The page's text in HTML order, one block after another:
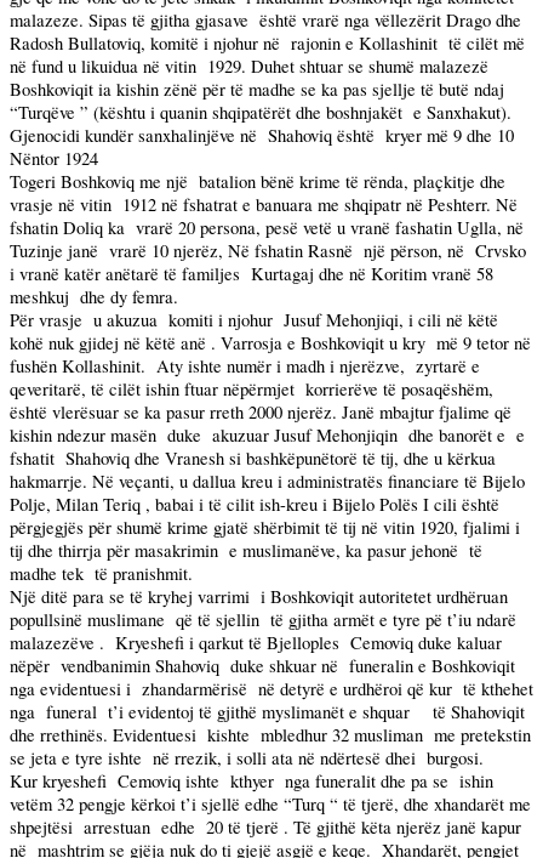
malazeze. Sipas të gjitha gjasave është vrarë nga vëllezërit Drago dhe
Radosh Bullatoviq, komitë i njohur në rajonin e Kollashinit të cilët më
në fund u likuidua në vitin 1929. Duhet shtuar se shumë malazezë
Boshkoviqit ia kishin zënë për të madhe se ka pas sjellje të butë ndaj
“Turqëve ” (kështu i quanin shqipatërët dhe boshnjakët e Sanxhakut).
Gjenocidi kundër sanxhalinjëve në Shahoviq është kryer më 9 dhe 10
Nëntor 1924
Togeri Boshkoviq me një batalion bënë krime të rënda, plaçkitje dhe
vrasje në vitin 1912 në fshatrat e banuara me shqipatr në Peshterr. Në
fshatin Doliq ka vrarë 20 persona, pesë vetë u vranë fashatin Uglla, në
Tuzinje janë vrarë 10 njerëz, Në fshatin Rasnë një përson, në Crvsko
i vranë katër anëtarë të familjes Kurtagaj dhe në Koritim vranë 58
meshkuj dhe dy femra.
Për vrasje u akuzua komiti i njohur Jusuf Mehonjiqi, i cili në këtë
kohë nuk gjidej në këtë anë . Varrosja e Boshkoviqit u kry më 9 tetor në
fushën Kollashinit. Aty ishte numër i madh i njerëzve, zyrtarë e
qeveritarë, të cilët ishin ftuar nëpërmjet korrierëve të posaqëshëm,
është vlerësuar se ka pasur rreth 2000 njerëz. Janë mbajtur fjalime që
kishin ndezur masën duke akuzuar Jusuf Mehonjiqin dhe banorët e e
fshatit Shahoviq dhe Vranesh si bashkëpunëtorë të tij, dhe u kërkua
hakmarrje. Në veçanti, u dallua kreu i administratës financiare të Bijelo
Polje, Milan Teriq , babai i të cilit ish-kreu i Bijelo Polës I cili është
përgjegjës për shumë krime gjatë shërbimit të tij në vitin 1920, fjalimi i
tij dhe thirrja për masakrimin e muslimanëve, ka pasur jehonë të
madhe tek të pranishmit.
Një ditë para se të kryhej varrimi i Boshkoviqit autoritetet urdhëruan
popullsinë muslimane që të sjellin të gjitha armët e tyre pë t’iu ndarë
malazezëve . Kryeshefi i qarkut të Bjelloples Cemoviq duke kaluar
nëpër vendbanimin Shahoviq duke shkuar në funeralin e Boshkoviqit
nga evidentuesi i zhandarmërisë në detyrë e urdhëroi që kur të kthehet
nga funeral t’i evidentoj të gjithë myslimanët e shquar
të Shahoviqit
dhe rrethinës. Evidentuesi kishte mbledhur 32 musliman me pretekstin
se jeta e tyre ishte në rrezik, i solli ata në ndërtesë dhei burgosi.
Kur kryeshefi Cemoviq ishte kthyer nga funeralit dhe pa se ishin
vetëm 32 pengje kërkoi t’i sjellë edhe “Turq “ të tjerë, dhe xhandarët me
shpejtësi arrestuan edhe 20 të tjerë . Të gjithë këta njerëz janë kapur
në mashtrim se gjëja nuk do ti gjejë asgjë e keqe. Xhandarët, pengjet